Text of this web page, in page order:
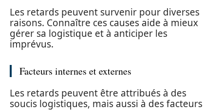
Les retards peuvent survenir pour diverses
raisons. Connaître ces causes aide à mieux
gérer sa logistique et à anticiper les
imprévus.
Facteurs internes et externes
Les retards peuvent être attribués à des
soucis logistiques, mais aussi à des facteurs